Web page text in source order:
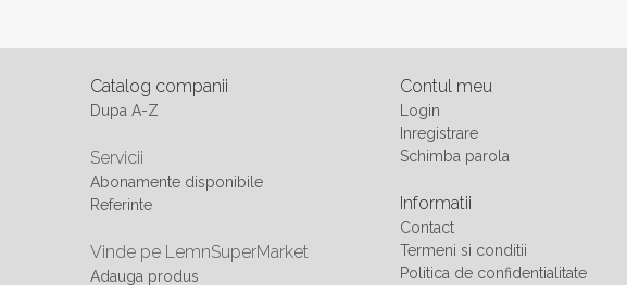
Catalog companii
Dupa A-Z
Servicii
Abonamente disponibile
Referinte
Vinde pe LemnSuperMarket
Adauga produs
Contul meu
Login
Inregistrare
Schimba parola
Informatii
Contact
Termeni si conditii
Politica de confidentialitate